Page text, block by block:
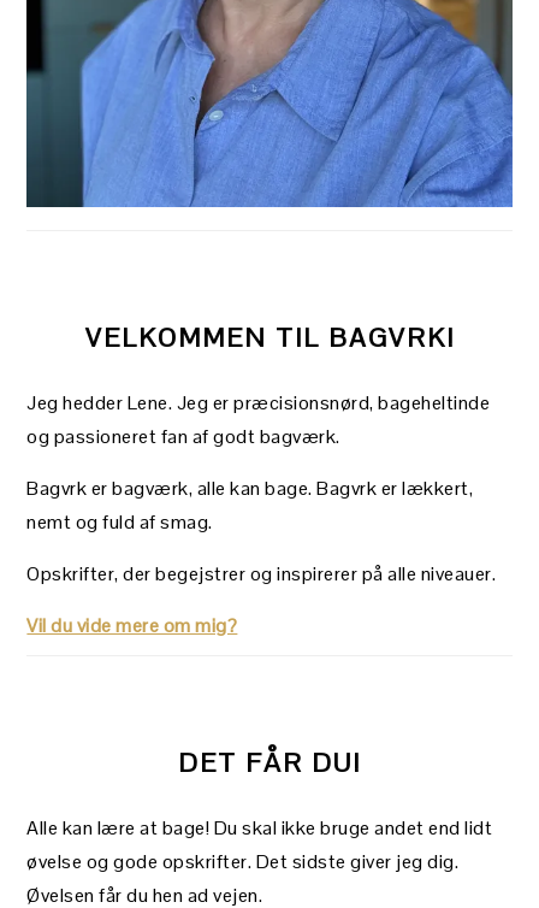
VELKOMMEN TIL BAGVRK!
Jeg hedder Lene. Jeg er præcisionsnørd, bageheltinde
og passioneret fan af godt bagværk.
Bagvrk er bagværk, alle kan bage. Bagvrk er lækkert,
nemt og fuld af smag.
Opskrifter, der begejstrer og inspirerer på alle niveauer.
Vil du vide mere om mig?
DET FÅR DU!
Alle kan lære at bage! Du skal ikke bruge andet end lidt
øvelse og gode opskrifter. Det sidste giver jeg dig.
Øvelsen får du hen ad vejen.